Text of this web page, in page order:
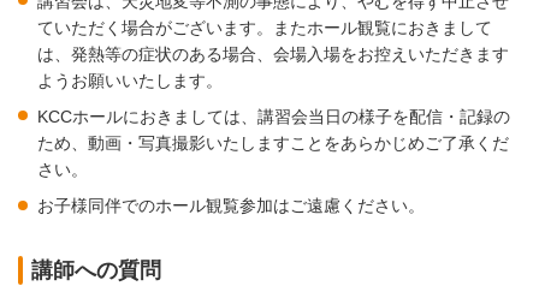
ていただく場合がございます。またホール観覧におきまして
は、発熱等の症状のある場合、会場入場をお控えいただきます
ようお願いいたします。
KCCホールにおきましては、講習会当日の様子を配信・記録の
ため、動画・写真撮影いたしますことをあらかじめご了承くだ
さい。
お子様同伴でのホール観覧参加はご遠慮ください。
講師への質問